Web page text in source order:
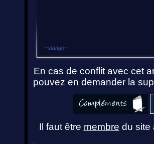
~slango~
En cas de conflit avec cet
pouvez en demander la
Il faut être membre du site